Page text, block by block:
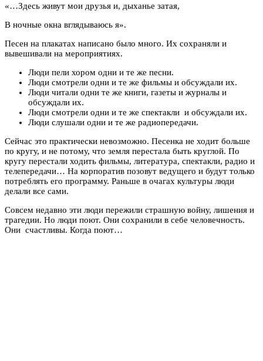
«…Здесь живут мои друзья и, дыханье затая,
В ночные окна вглядываюсь я».
Песен на плакатах написано было много. Их сохраняли и
вывешивали на мероприятиях.
Люди пели хором одни и те же песни.
Люди смотрели одни и те же фильмы и обсуждали их.
Люди читали одни те же книги, газеты и журналы и
обсуждали их.
Люди смотрели одни и те же спектакли и обсуждали их.
Люди слушали одни и те же радиопередачи.
Сейчас это практически невозможно. Песенка не ходит больше
по кругу, и не потому, что земля перестала быть круглой. По
кругу перестали ходить фильмы, литература, спектакли, радио и
телепередачи… На корпоратив позовут ведущего и будут только
потреблять его программу. Раньше в очагах культуры люди
делали все сами.
Совсем недавно эти люди пережили страшную войну, лишения и
трагедии. Но люди поют. Они сохранили в себе человечность.
Они счастливы. Когда поют…